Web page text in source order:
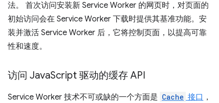
法。 首次访问安装新 Service Worker 的网页时，对页面的
初始访问会在 Service Worker 下载时提供其基准功能。安
装并激活 Service Worker 后，它将控制页面，以提高可靠
性和速度。
访问 JavaScript 驱动的缓存 API
Service Worker 技术不可或缺的一个方面是 Cache 接口 ，